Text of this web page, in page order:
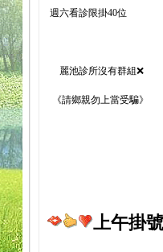
週六看診限掛40位
麗池診所沒有群組❌
《請鄉親勿上當受騙》
上午掛